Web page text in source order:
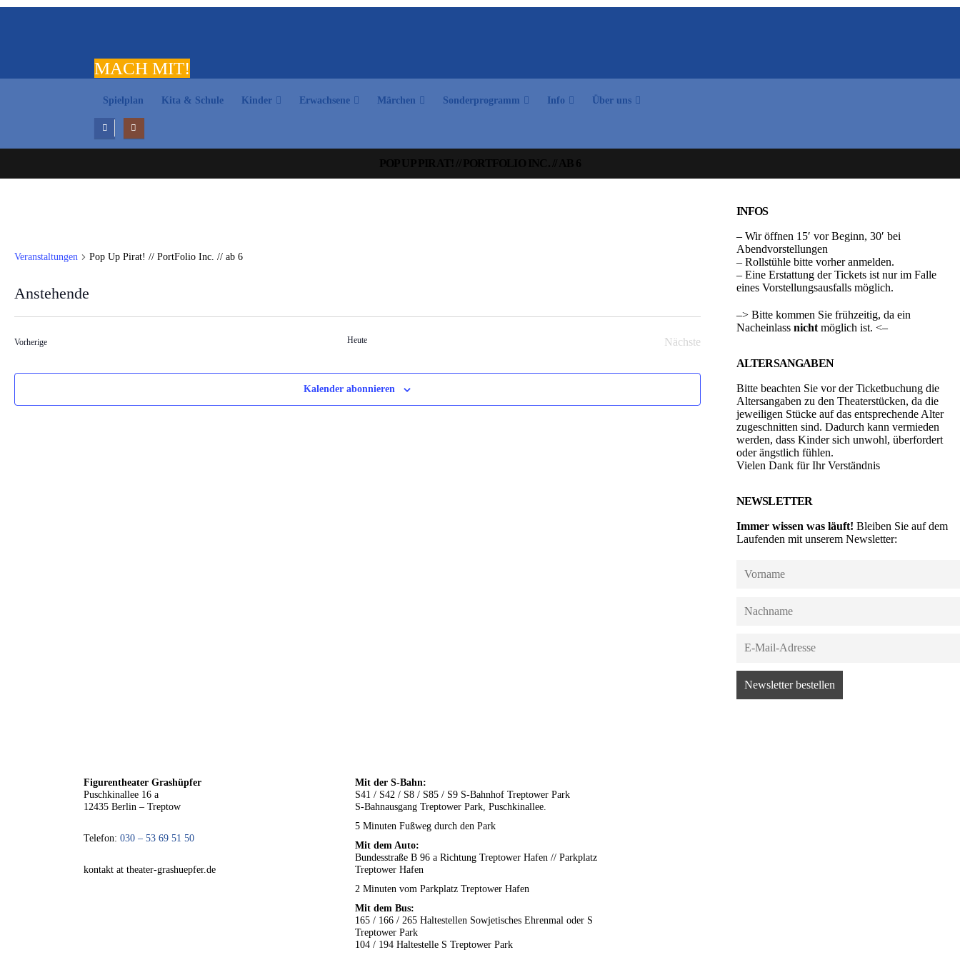
MACH MIT!
Spielplan Kita & Schule Kinder Erwachsene Märchen Sonderprogramm Info Über uns
Veranstaltungen Pop Up Pirat! // PortFolio Inc. // ab 6
Anstehende
VorherigeVeranstaltungen Heute
Nächste
Veranstaltungen
Kalender abonnieren
INFOS
– Wir öffnen 15′ vor Beginn, 30′ bei
Abendvorstellungen
– Rollstühle bitte vorher anmelden.
– Eine Erstattung der Tickets ist nur im Falle
eines Vorstellungsausfalls möglich.
–> Bitte kommen Sie frühzeitig, da ein
Nacheinlass nichtmöglich ist. <–
ALTERSANGABEN
Bitte beachten Sie vor der Ticketbuchung die
Altersangaben zu den Theaterstücken, da die
jeweiligen Stücke auf das entsprechende Alter
zugeschnitten sind. Dadurch kann vermieden
werden, dass Kinder sich unwohl, überfordert
oder ängstlich fühlen.
Vielen Dank für Ihr Verständnis
NEWSLETTER
Immer wissen was läuft! Bleiben Sie auf dem
Laufenden mit unserem Newsletter:
Figurentheater Grashüpfer
Puschkinallee 16 a
12435 Berlin – Treptow
Telefon: 030 – 53 69 51 50
kontakt at theater-grashuepfer.de
Mit der S-Bahn:
S41 / S42 / S8 / S85 / S9 S-Bahnhof Treptower Park
S-Bahnausgang Treptower Park, Puschkinallee.
5 Minuten Fußweg durch den Park
Mit dem Auto:
Bundesstraße B 96 a Richtung Treptower Hafen // Parkplatz
Treptower Hafen
2 Minuten vom Parkplatz Treptower Hafen
Mit dem Bus:
165 / 166 / 265 Haltestellen Sowjetisches Ehrenmal oder S
Treptower Park
104 / 194 Haltestelle S Treptower Park